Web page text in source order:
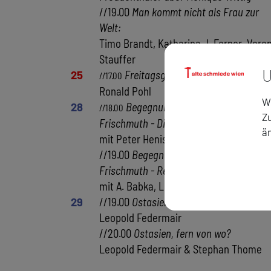
//19.00 Man kommt nicht als Frau zur
Welt:
Timo Brandt, Katharina J. Ferner,
Stauffer
25
//17.00 Freitagsgespräch: Franz
Ronald Pohl
28
//18.00 Begegnungen mit Barbara
Frischmuth - Dichter liest Dichterin:
mit Peter Henisch
//19.00 Begegnungen mit Barbara
Frischmuth - Retrogranden
mit A. Babka, L. Hartl, E. Klar, M. Köhle
29
//19.00 Ostasien, fern von wo?
Leopold Federmair
//20.00 Ostasien, fern von wo?
Leopold Federmair & Stephan Thome